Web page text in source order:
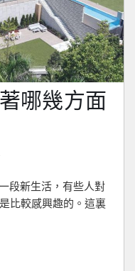
哪幾方面
段新生活，有些人對
比較感興趣的。這裏